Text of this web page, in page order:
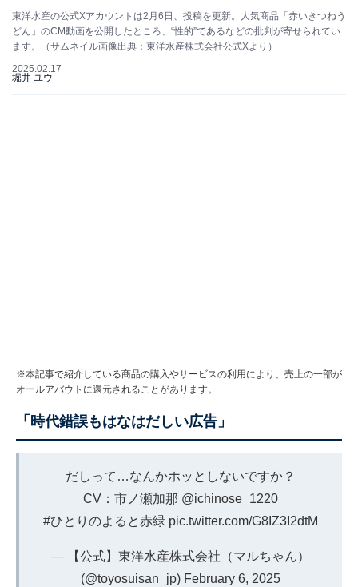
東洋水産の公式Xアカウントは2月6日、投稿を更新。人気商品「赤いきつねう
どん」のCM動画を公開したところ、“性的”であるなどの批判が寄せられてい
ます。（サムネイル画像出典：東洋水産株式会社公式Xより）
2025.02.17
堀井 ユウ
※本記事で紹介している商品の購入やサービスの利用により、売上の一部が
オールアバウトに還元されることがあります。
「時代錯誤もはなはだしい広告」
だしって…なんかホッとしないですか？
CV：市ノ瀬加那 @ichinose_1220
#ひとりのよると赤緑 pic.twitter.com/G8IZ3I2dtM
— 【公式】東洋水産株式会社（マルちゃん）
(@toyosuisan_jp) February 6, 2025